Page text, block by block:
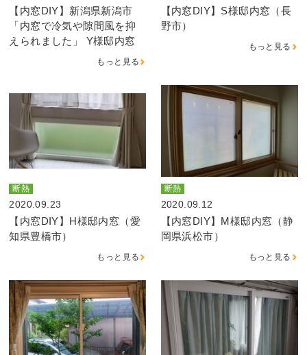
【内窓DIY】新潟県新潟市
「内窓で冷気や隙間風を抑
えられました」 Y様邸内窓
もっと見る
【内窓DIY】S様邸内窓（長
野市）
もっと見る
断熱
2020.09.23
【内窓DIY】H様邸内窓（愛
知県豊橋市）
もっと見る
断熱
2020.09.12
【内窓DIY】M様邸内窓（静
岡県浜松市）
もっと見る